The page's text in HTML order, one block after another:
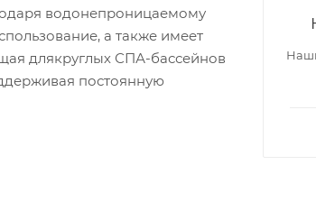
водонепроницаемому
а также имеет
длякруглых СПА-бассейнов
постоянную